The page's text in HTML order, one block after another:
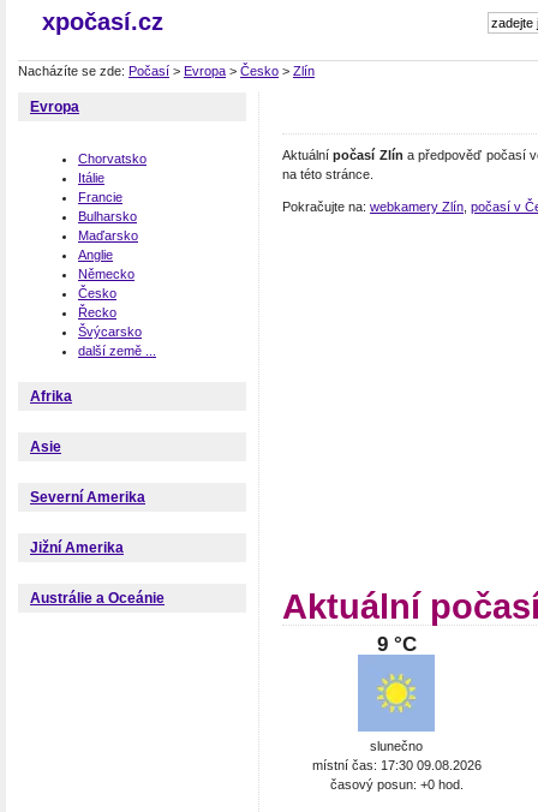
xpočasí.cz
Nacházíte se zde: Počasí > Evropa > Česko > Zlín
Evropa
Chorvatsko
Itálie
Francie
Bulharsko
Maďarsko
Anglie
Německo
Česko
Řecko
Švýcarsko
další země ...
Afrika
Asie
Severní Amerika
Jižní Amerika
Austrálie a Oceánie
Aktuálnípočasí Zlín a předpověď počasí
na této stránce.
Pokračujte na: webkamery Zlín počasí v
Aktuální
9 °C
slunečno
místní čas: 17:30 09.08.2026
časový posun: +0 hod.